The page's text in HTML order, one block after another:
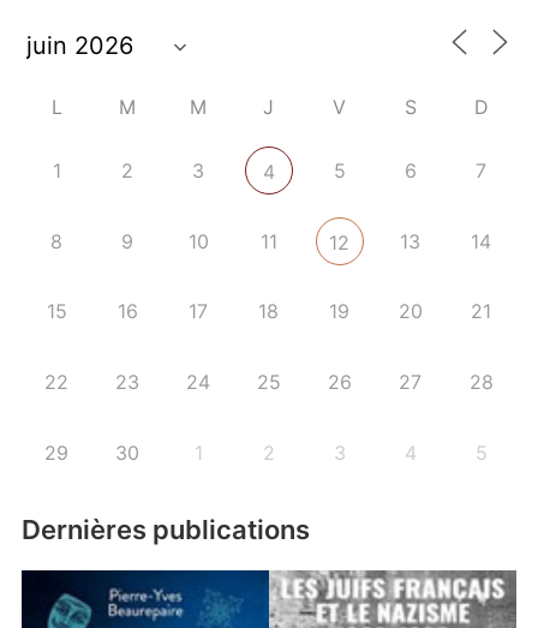
L M M J V S D
1 2 3 4 5 6 7
8 9 10 11 12 13 14
15 16 17 18 19 20 21
22 23 24 25 26 27 28
29 30 1 2 3 4 5
Dernières publications